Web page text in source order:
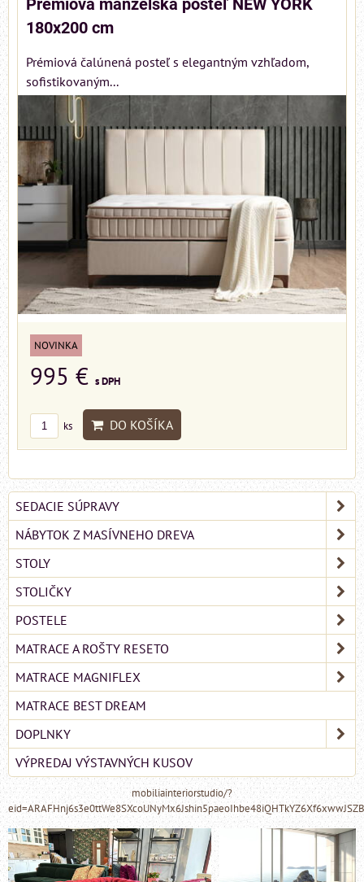
Prémiová manželská posteľ NEW YORK
180x200 cm
Prémiová čalúnená posteľ s elegantným vzhľadom,
sofistikovaným...
NOVINKA
995 € s DPH
ks DO KOŠÍKA
SEDACIE SÚPRAVY
NÁBYTOK Z MASÍVNEHO DREVA
STOLY
STOLIČKY
POSTELE
MATRACE A ROŠTY RESETO
MATRACE MAGNIFLEX
MATRACE BEST DREAM
DOPLNKY
VÝPREDAJ VÝSTAVNÝCH KUSOV
mobiliainteriorstudio/?